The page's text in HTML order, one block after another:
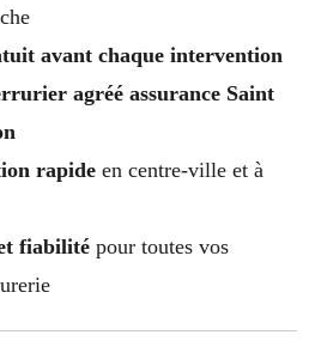
avant chaque intervention
agréé assurance Saint
rapide en centre-ville et à
fiabilité pour toutes vos